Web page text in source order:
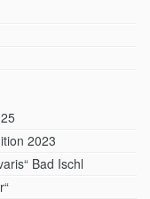
2023
Bad Ischl